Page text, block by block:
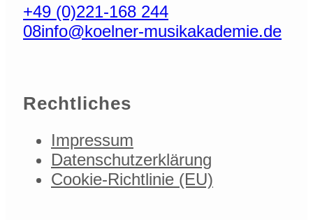
+49 (0)221-168 244
08info@koelner-musikakademie.de
Rechtliches
Impressum
Datenschutzerklärung
Cookie-Richtlinie (EU)